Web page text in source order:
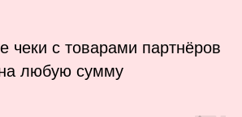
чеки с товарами партнёров
любую сумму